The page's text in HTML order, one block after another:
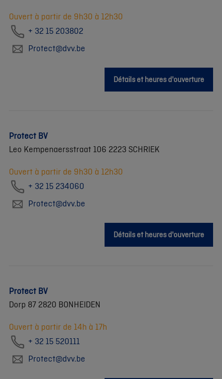
Ouvert à partir de 9h30 à 12h30
+ 32 15 203802
Protect@dvv.be
Détails et heures d'ouverture
Protect BV
Leo Kempenaersstraat 106 2223 SCHRIEK
Ouvert à partir de 9h30 à 12h30
+ 32 15 234060
Protect@dvv.be
Détails et heures d'ouverture
Protect BV
Dorp 87 2820 BONHEIDEN
Ouvert à partir de 14h à 17h
+ 32 15 520111
Protect@dvv.be